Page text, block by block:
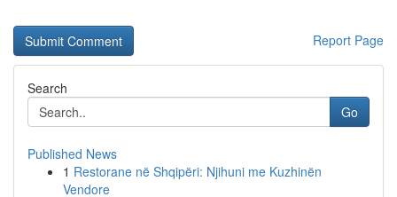
Report Page
Search
Go
Published News
1 Restorane në Shqipëri: Njihuni me Kuzhinën
Vendore